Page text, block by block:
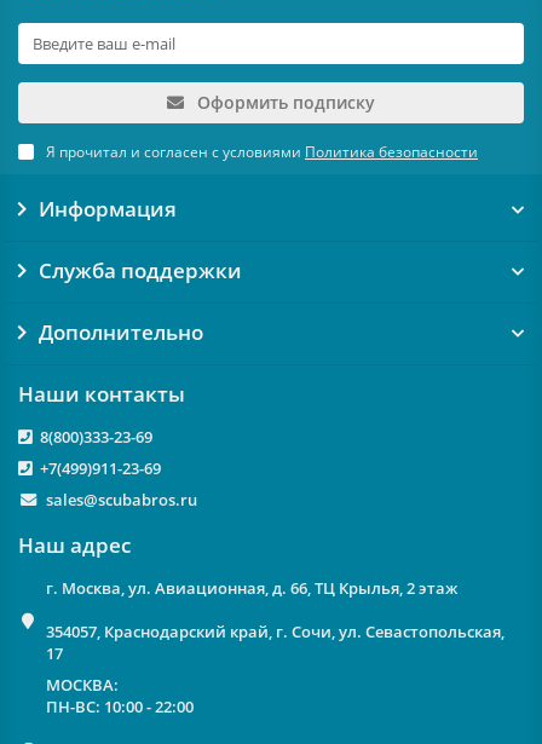
Оформить подписку
Я прочитал и согласен с условиями Политика безопасности
Информация
Служба поддержки
Дополнительно
Наши контакты
8(800)333-23-69
+7(499)911-23-69
sales@scubabros.ru
Наш адрес
г. Москва, ул. Авиационная, д. 66, ТЦ Крылья, 2 этаж
354057, Краснодарский край, г. Сочи, ул. Севастопольская,
17
МОСКВА:
ПН-ВС: 10:00 - 22:00